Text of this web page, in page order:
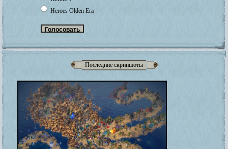
Heroes Olden Era
Последние скриншоты